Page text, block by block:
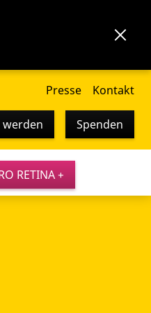
Presse Kontakt
Spenden
RETINA +